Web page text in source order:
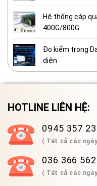
Hệ thống cáp
400G/800G
Đo kiểm trong
diện
HOTLINE LIÊN HỆ:
0945 357
( Tất cả các
036 366
( Tất cả các